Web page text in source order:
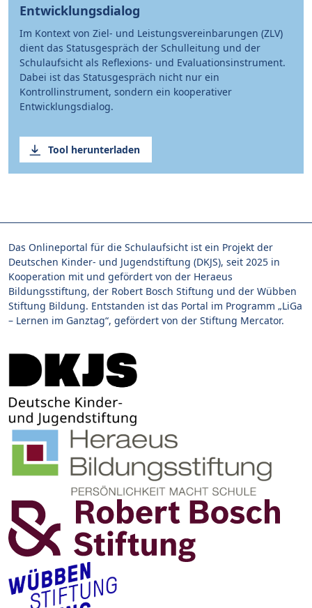
Entwicklungsdialog
Im Kontext von Ziel- und Leistungsvereinbarungen (ZLV)
dient das Statusgespräch der Schulleitung und der
Schulaufsicht als Reflexions- und Evaluationsinstrument.
Dabei ist das Statusgespräch nicht nur ein
Kontrollinstrument, sondern ein kooperativer
Entwicklungsdialog.
Tool herunterladen
Das Onlineportal für die Schulaufsicht ist ein Projekt der
Deutschen Kinder- und Jugendstiftung (DKJS), seit 2025 in
Kooperation mit und gefördert von der Heraeus
Bildungsstiftung, der Robert Bosch Stiftung und der Wübben
Stiftung Bildung. Entstanden ist das Portal im Programm „LiGa
– Lernen im Ganztag“, gefördert von der Stiftung Mercator.